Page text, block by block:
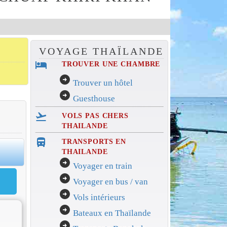
VOYAGE THAÏLANDE
hotel TROUVER UNE CHAMBRE
arrow_circle_right Trouver un hôtel
arrow_circle_right Guesthouse
flight_takeoff
VOLS PAS CHERS
THAILANDE
directions_bus_filled
TRANSPORTS EN
THAILANDE
arrow_circle_right Voyager en train
arrow_circle_right Voyager en bus / van
arrow_circle_right Vols intérieurs
arrow_circle_right Bateaux en Thaïlande